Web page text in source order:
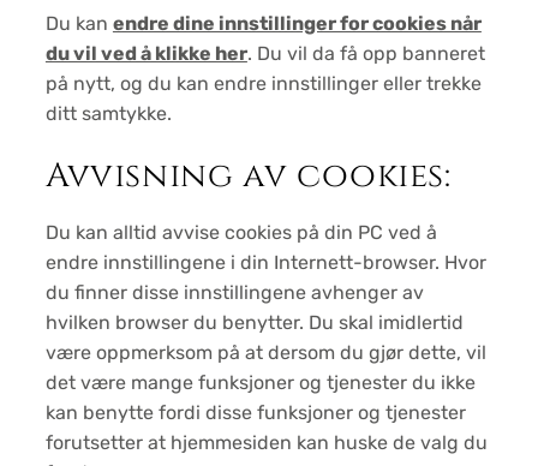
Du kan endre dine innstillinger for cookies når
du vil ved å klikke her. Du vil da få opp banneret
på nytt, og du kan endre innstillinger eller trekke
ditt samtykke.
Avvisning av cookies:
Du kan alltid avvise cookies på din PC ved å
endre innstillingene i din Internett-browser. Hvor
du finner disse innstillingene avhenger av
hvilken browser du benytter. Du skal imidlertid
være oppmerksom på at dersom du gjør dette, vil
det være mange funksjoner og tjenester du ikke
kan benytte fordi disse funksjoner og tjenester
forutsetter at hjemmesiden kan huske de valg du